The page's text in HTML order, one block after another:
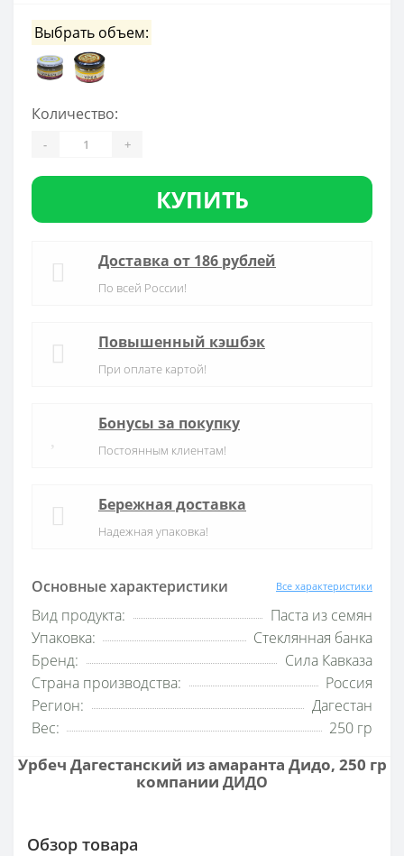
Основные характеристики Все характеристики
Вид продукта:
Паста из семян
Упаковка:
Стеклянная банка
Бренд:
Сила Кавказа
Страна производства:
Россия
Регион:
Дагестан
Вес:
250 гр
Выбрать объем:
Количество:
- +
КУПИТЬ
Доставка от 186 рублей
По всей России!
Повышенный кэшбэк
При оплате картой!
Бонусы за покупку
Постоянным клиентам!
Бережная доставка
Надежная упаковка!
Урбеч Дагестанский из амаранта Дидо, 250 гр
компании ДИДО
Обзор товара